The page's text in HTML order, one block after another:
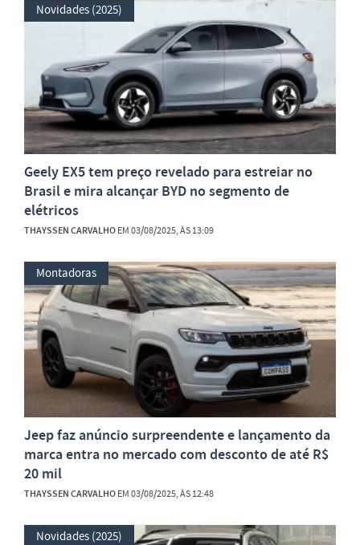
Novidades (2025)
Geely EX5 tem preço revelado para estreiar no
Brasil e mira alcançar BYD no segmento de
elétricos
THAYSSEN CARVALHOEM 03/08/2025, ÀS 13:09
Montadoras
Jeep faz anúncio surpreendente e lançamento da
marca entra no mercado com desconto de até R$
20 mil
THAYSSEN CARVALHOEM 03/08/2025, ÀS 12:48
Novidades (2025)